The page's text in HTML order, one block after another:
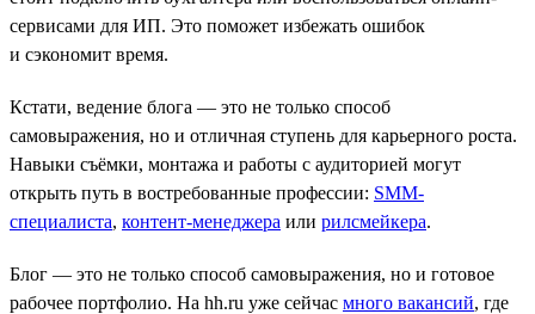
сервисами для ИП. Это поможет избежать ошибок
и сэкономит время.
Кстати, ведение блога — это не только способ
самовыражения, но и отличная ступень для карьерного роста.
Навыки съёмки, монтажа и работы с аудиторией могут
открыть путь в востребованные профессии: SMM-
специалиста, контент-менеджера или рилсмейкера.
Блог — это не только способ самовыражения, но и готовое
рабочее портфолио. На hh.ru уже сейчас много вакансий, где